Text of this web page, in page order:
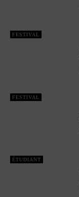
FESTIVAL
FESTIVAL
ÉTUDIANT